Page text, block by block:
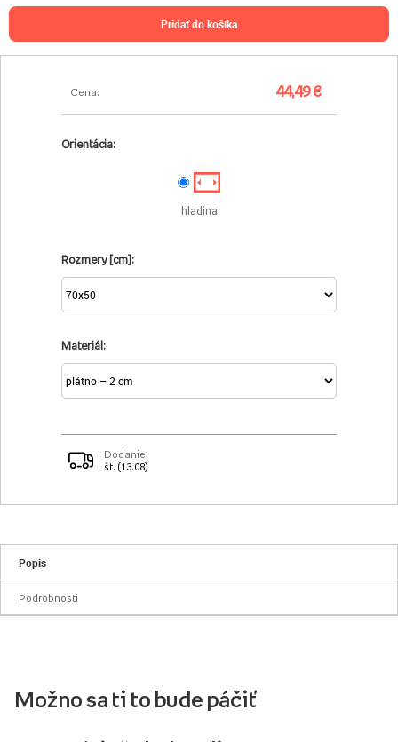
Cena: 44,49 €
Orientácia:
hladina
Rozmery [cm]:
Materiál:
Dodanie:
št. (13.08)
pridať do košíka
Popis
Podrobnosti
Možno sa ti to bude páčiť